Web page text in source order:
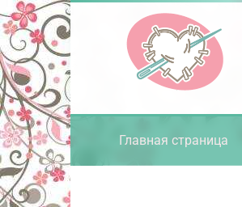
Перейти
к
контенту
Главная страница